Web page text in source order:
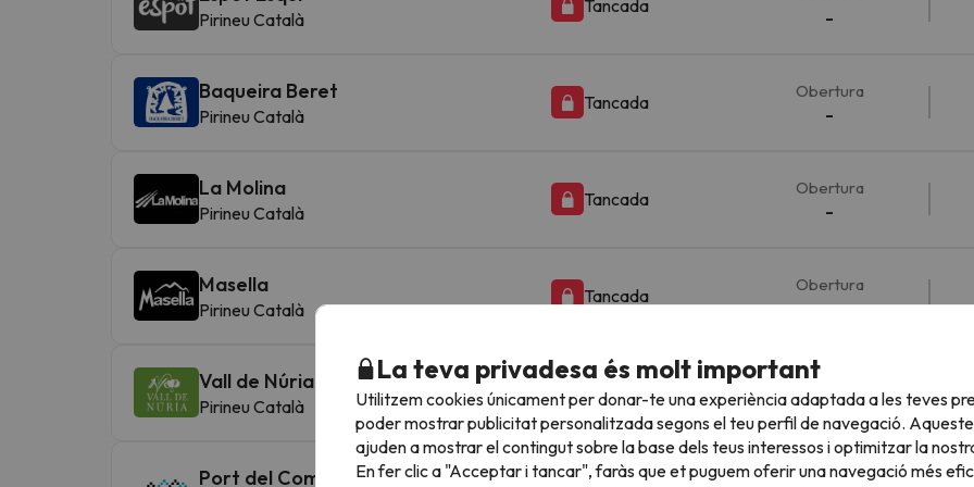
Pirineu Català
Tancada
-
Baqueira Beret
Pirineu Català
Tancada
Obertura
-
La Molina
Pirineu Català
Tancada
Obertura
-
Masella
Pirineu Català
Tancada
Obertura
-
Vall de Núria
Pirineu Català
Tancada
Obertura
-
Port del Comte Obertura
La teva privadesa és molt important
Utilitzem cookies únicament per donar-te una experiència adaptada a les teves
poder mostrar publicitat personalitzada segons el teu perfil de navegació.
ajuden a mostrar el contingut sobre la base dels teus interessos i optimitzar la
En fer clic a "Acceptar i tancar", faràs que et puguem oferir una navegació més